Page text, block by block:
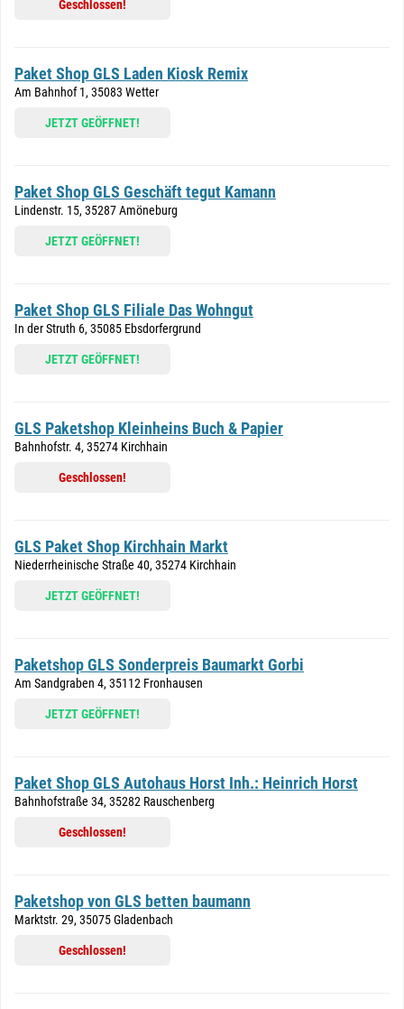
Geschlossen!
Paket Shop GLS Laden Kiosk Remix
Am Bahnhof 1, 35083 Wetter
JETZT GEÖFFNET!
Paket Shop GLS Geschäft tegut Kamann
Lindenstr. 15, 35287 Amöneburg
JETZT GEÖFFNET!
Paket Shop GLS Filiale Das Wohngut
In der Struth 6, 35085 Ebsdorfergrund
JETZT GEÖFFNET!
GLS Paketshop Kleinheins Buch & Papier
Bahnhofstr. 4, 35274 Kirchhain
Geschlossen!
GLS Paket Shop Kirchhain Markt
Niederrheinische Straße 40, 35274 Kirchhain
JETZT GEÖFFNET!
Paketshop GLS Sonderpreis Baumarkt Gorbi
Am Sandgraben 4, 35112 Fronhausen
JETZT GEÖFFNET!
Paket Shop GLS Autohaus Horst Inh.: Heinrich Horst
Bahnhofstraße 34, 35282 Rauschenberg
Geschlossen!
Paketshop von GLS betten baumann
Marktstr. 29, 35075 Gladenbach
Geschlossen!